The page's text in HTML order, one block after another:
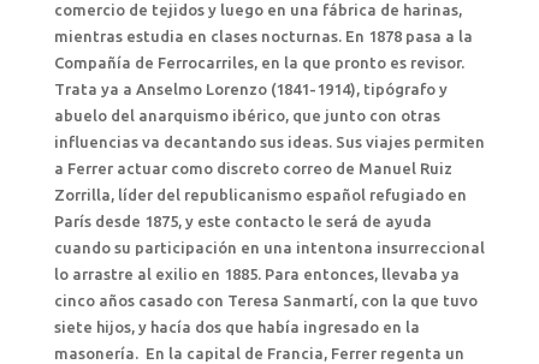
comercio de tejidos y luego en una fábrica de harinas,
mientras estudia en clases nocturnas. En 1878 pasa a la
Compañía de Ferrocarriles, en la que pronto es revisor.
Trata ya a Anselmo Lorenzo (1841-1914), tipógrafo y
abuelo del anarquismo ibérico, que junto con otras
influencias va decantando sus ideas. Sus viajes permiten
a Ferrer actuar como discreto correo de Manuel Ruiz
Zorrilla, líder del republicanismo español refugiado en
París desde 1875, y este contacto le será de ayuda
cuando su participación en una intentona insurreccional
lo arrastre al exilio en 1885. Para entonces, llevaba ya
cinco años casado con Teresa Sanmartí, con la que tuvo
siete hijos, y hacía dos que había ingresado en la
masonería. En la capital de Francia, Ferrer regenta un